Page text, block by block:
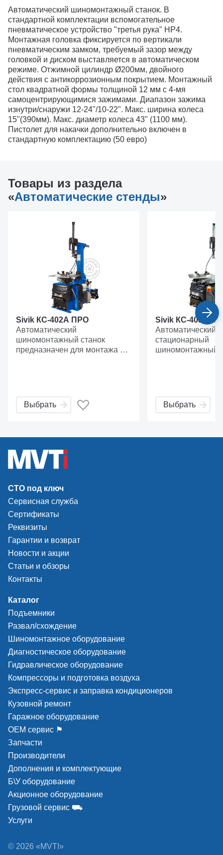
Автоматический шиномонтажный станок. В
стандартной комплектации вспомогательное
пневматическое устройство "третья рука" HP4.
Монтажная головка фиксируется по вертикали
пневматическим замком, требуемый зазор между
головкой и диском выставляется в автоматическом
режиме. Отжимной цилиндр Ø200мм, двойного
действия с антикоррозионным покрытием. Монтажный
стол квадратной формы толщиной 12 мм с 4-мя
самоцентрирующимися зажимами. Диапазон зажима
изнутри/снаружи 12-24"/10-22". Макс. ширина колеса
15"(390мм). Макс. диаметр колеса 43" (1100 мм).
Пистолет для накачки дополнительно включен в
стандартную комплектацию (50 евро)
Товары из раздела
«Автоматические стенды»
Sivik КС-402А ПРО
Автоматический
шиномонтажный станок
предназначен для монтажа и
Двухскоростной стол (ручной
переключатель скорости
Выбрать
Sivik КС-403А
Автоматический
стационарный
шиномонтажный
для для
монтажа и
Цилиндр отрыва
увеличенный
Выбрать
СТО под ключ
Сервисная служба
Сертификаты
Реквизиты
Гарантии и возврат
Новости и акции
Статьи и обзоры
Контакты
Каталог
Подъемники
Развал/схождение
Шиномонтажное оборудование
Диагностическое оборудование
Гидравлическое оборудование
Компрессоры и подготовка воздуха
Экспресс-сервис и заправка кондиционеров
Кузовной ремонт
Гаражное оборудование
ОЕМ сервис ⚑
Запчасти
Производители
Дополнения и комплектующие
Б\У оборудование
Акционное оборудование
Грузовой сервис ⛟
Услуги
© 2026 «MVTI»